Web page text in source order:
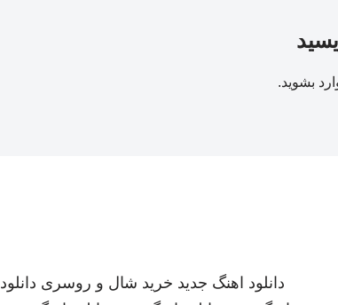
بشوید.
دانلود اهنگ جدید خرید شال و روسری دانلود